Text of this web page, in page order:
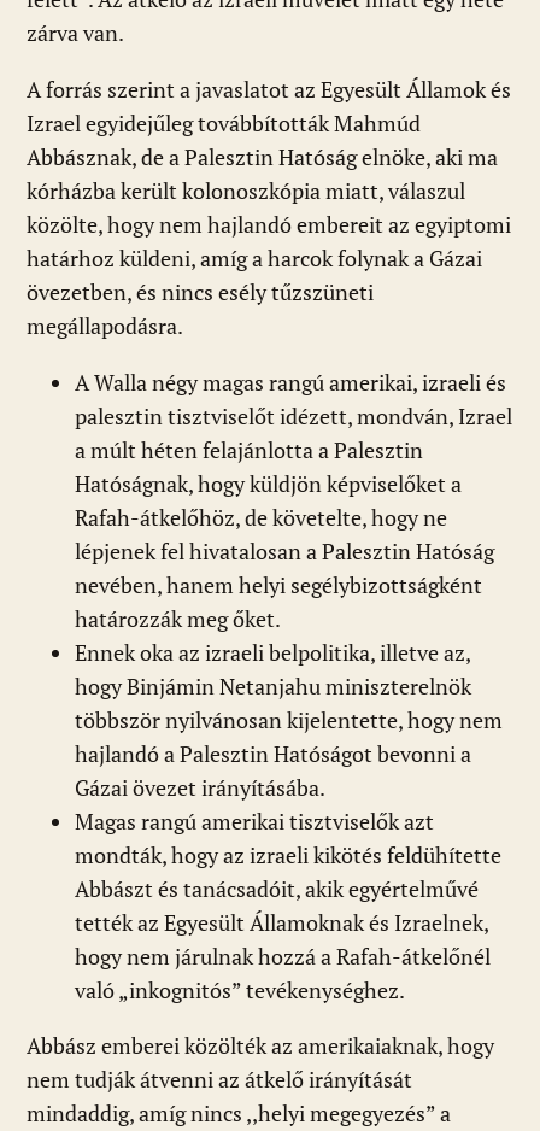
zárva van.
A forrás szerint a javaslatot az Egyesült Államok és
Izrael egyidejűleg továbbították Mahmúd
Abbásznak, de a Palesztin Hatóság elnöke, aki ma
kórházba került kolonoszkópia miatt, válaszul
közölte, hogy nem hajlandó embereit az egyiptomi
határhoz küldeni, amíg a harcok folynak a Gázai
övezetben, és nincs esély tűzszüneti
megállapodásra.
A Walla négy magas rangú amerikai, izraeli és
palesztin tisztviselőt idézett, mondván, Izrael
a múlt héten felajánlotta a Palesztin
Hatóságnak, hogy küldjön képviselőket a
Rafah-átkelőhöz, de követelte, hogy ne
lépjenek fel hivatalosan a Palesztin Hatóság
nevében, hanem helyi segélybizottságként
határozzák meg őket.
Ennek oka az izraeli belpolitika, illetve az,
hogy Binjámin Netanjahu miniszterelnök
többször nyilvánosan kijelentette, hogy nem
hajlandó a Palesztin Hatóságot bevonni a
Gázai övezet irányításába.
Magas rangú amerikai tisztviselők azt
mondták, hogy az izraeli kikötés feldühítette
Abbászt és tanácsadóit, akik egyértelművé
tették az Egyesült Államoknak és Izraelnek,
hogy nem járulnak hozzá a Rafah-átkelőnél
való „inkognitós” tevékenységhez.
Abbász emberei közölték az amerikaiaknak, hogy
nem tudják átvenni az átkelő irányítását
mindaddig, amíg nincs ,,helyi megegyezés” a